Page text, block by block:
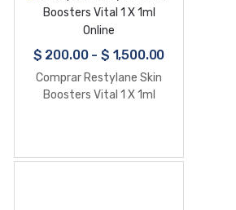
$ 200.00- $ 1,500.00
Comprar Restylane Skin
Boosters Vital 1 X 1ml